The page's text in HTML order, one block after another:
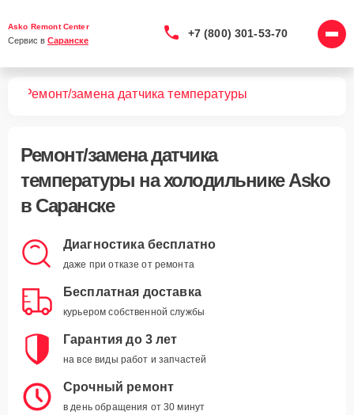
Asko Remont Center
Сервис в Саранске
+7 (800) 301-53-70
Ремонт/замена датчика температуры
Ремонт/замена датчика
температуры на холодильнике Asko
в Саранске
Диагностика бесплатно
даже при отказе от ремонта
Бесплатная доставка
курьером собственной службы
Гарантия до 3 лет
на все виды работ и запчастей
Срочный ремонт
в день обращения от 30 минут